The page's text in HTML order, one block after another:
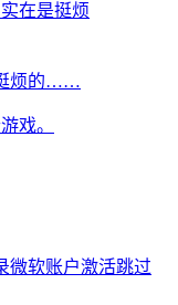
挺烦的……
微软账户激活跳过